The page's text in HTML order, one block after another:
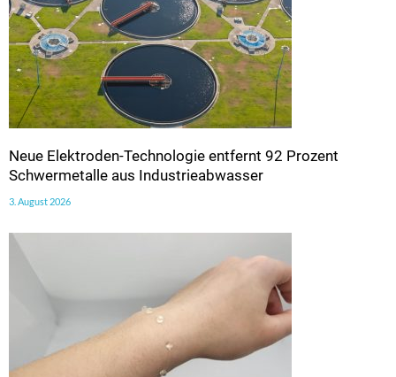
Neue Elektroden-Technologie entfernt 92 Prozent
Schwermetalle aus Industrieabwasser
3. August 2026